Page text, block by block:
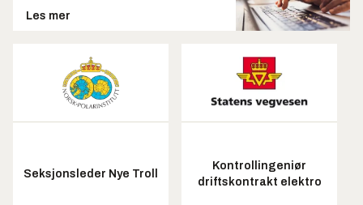
Les mer
Seksjonsleder Nye Troll
Kontrollingeniør
driftskontrakt elektro